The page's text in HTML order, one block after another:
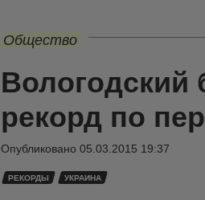
Общество
Вологодский
рекорд по
Опубликовано 05.03.2015 19:37
РЕКОРДЫ УКРАИНА